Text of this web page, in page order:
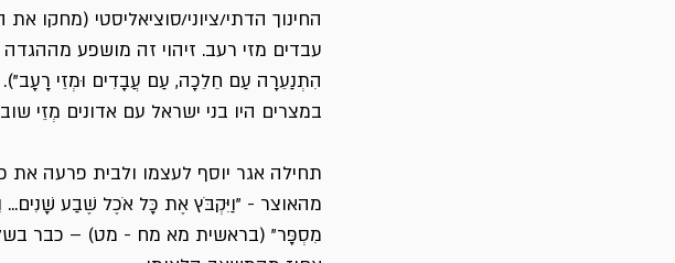
החינוך הדתי/ציוני/סוציאליסטי (מחקו
עבדים מזי רעב. זיהוי זה מושפע
הִתְנַעֵרָה עַם חֵלֵכָה, עַם עֲבָדִים וּמְזֵי
במצרים היו בני ישראל עם אדונים מְזֵי
תחילה אגר יוסף לעצמו ולבית פרעה את
מהאוצר - "וַיִּקְבֹּץ אֶת כָּל אֹכֶל שֶׁבַע שָׁנִים...
מִסְפָּר" (בראשית מא מח - מט) – כבר